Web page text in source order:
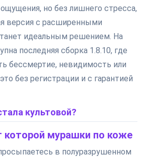
но без лишнего стресса,
версия с расширенными
идеальным решением. На
последняя сборка 1.8.10, где
бессмертие, невидимость или
без регистрации и с гарантией
культовой?
которой мурашки по коже
в полуразрушенном